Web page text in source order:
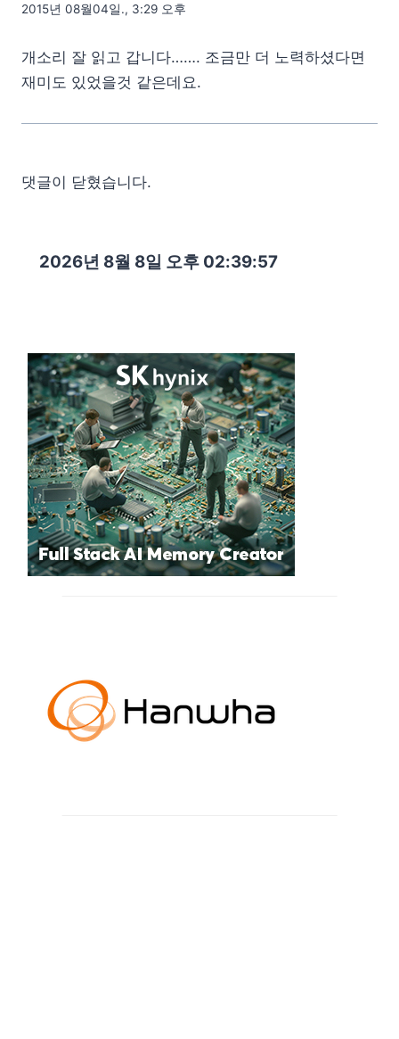
2015년 08월04일., 3:29 오후
개소리 잘 읽고 갑니다……. 조금만 더 노력하셨다면
재미도 있었을것 같은데요.
댓글이 닫혔습니다.
2026년 8월 8일 오후 02:39:58